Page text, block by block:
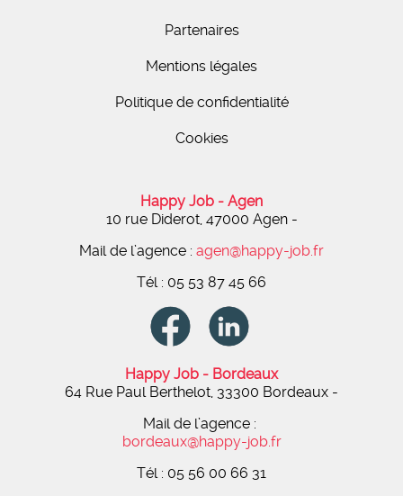
Partenaires
Mentions légales
Politique de confidentialité
Cookies
Happy Job - Agen
10 rue Diderot, 47000 Agen -
Mail de l’agence : agen@happy-job.fr
Tél : 05 53 87 45 66
Happy Job - Bordeaux
64 Rue Paul Berthelot, 33300 Bordeaux -
Mail de l’agence :
bordeaux@happy-job.fr
Tél : 05 56 00 66 31